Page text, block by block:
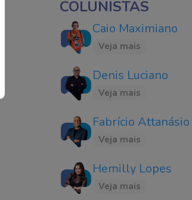
COLUNISTAS
Caio Maximiano
Veja mais
Denis Luciano
Veja mais
Fabrício Attanásio
Veja mais
Hemilly Lopes
Veja mais